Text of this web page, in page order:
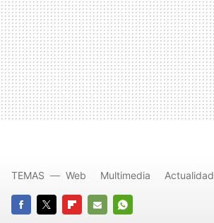
TEMAS Web Multimedia Actualidad